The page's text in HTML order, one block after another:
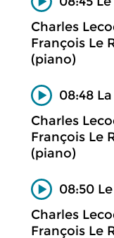
Charles
François Le
(piano)
08:48
Charles
François Le
(piano)
08:50
Charles
François Le